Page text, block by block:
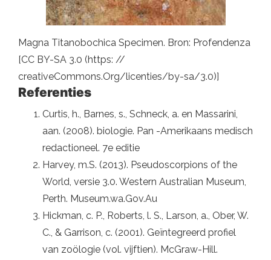
Magna Titanobochica Specimen. Bron: Profendenza
[CC BY-SA 3.0 (https: //
creativeCommons.Org/licenties/by-sa/3.0)]
Referenties
Curtis, h., Barnes, s., Schneck, a. en Massarini,
aan. (2008). biologie. Pan -Amerikaans medisch
redactioneel. 7e editie
Harvey, m.S. (2013). Pseudoscorpions of the
World, versie 3.0. Western Australian Museum,
Perth. Museum.wa.Gov.Au
Hickman, c. P., Roberts, l. S., Larson, a., Ober, W.
C., & Garrison, c. (2001). Geïntegreerd profiel
van zoölogie (vol. vijftien). McGraw-Hill.